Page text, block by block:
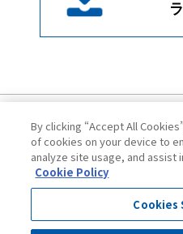
ご利用にあたって
クッキーポリシー
By clicking “Accept All
of cookies on your device to
analyze site usage, and assist
Cookie Policy
Cookies